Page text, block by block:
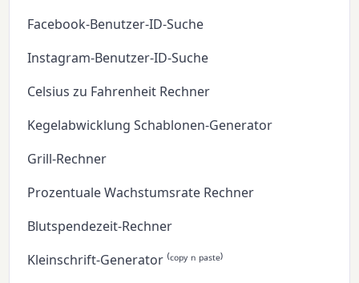
Facebook-Benutzer-ID-Suche
Instagram-Benutzer-ID-Suche
Celsius zu Fahrenheit Rechner
Kegelabwicklung Schablonen-Generator
Grill-Rechner
Prozentuale Wachstumsrate Rechner
Blutspendezeit-Rechner
Kleinschrift-Generator ⁽ᶜᵒᵖʸ ⁿ ᵖᵃˢᵗᵉ⁾